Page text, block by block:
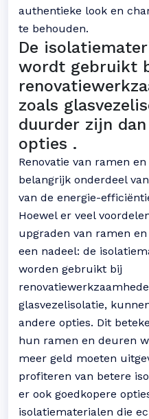
authentieke look en
te behouden.
De
wordt gebruikt
zoals
duurder zijn
opties .
Renovatie van ramen
belangrijk onderdeel
van de energie-
Hoewel er veel
upgraden van ramen
een nadeel: de
worden gebruikt bij
glasvezelisolatie,
andere opties. Dit
hun ramen en deuren
meer geld moeten
profiteren van betere
er ook goedkopere
isolatiematerialen die